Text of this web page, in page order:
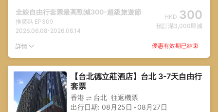
全線自由行套票最高勁減300-超級旅遊節
推廣碼 EP309
2026.06.08-2026.06.14
HKD 300
預訂滿3,000即減
詳情 優惠有效期已結束
【台北德立莊酒店】台北 3-7天自由行
套票
香港 台北 往返機票
出行日期: 08月25日 -08月27日